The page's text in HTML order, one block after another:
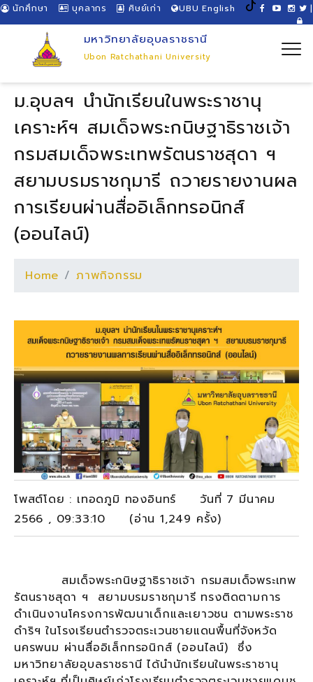
นักศึกษา บุคลากร ศิษย์เก่า UBU English |
มหาวิทยาลัยอุบลราชธานี
Ubon Ratchathani University
ม.อุบลฯ นำนักเรียนในพระราชานุ
เคราะห์ฯ สมเด็จพระกนิษฐาธิราชเจ้า
กรมสมเด็จพระเทพรัตนราชสุดา ฯ
สยามบรมราชกุมารี ถวายรายงานผล
การเรียนผ่านสื่ออิเล็กทรอนิกส์
(ออนไลน์)
Home ภาพกิจกรรม
โพสต์โดย : เทอดภูมิ ทองอินทร์ วันที่ 7 มีนาคม
2566 , 09:33:10 (อ่าน 1,249 ครั้ง)
สมเด็จพระกนิษฐาธิราชเจ้า กรมสมเด็จพระเทพ
รัตนราชสุดา ฯ สยามบรมราชกุมารี ทรงติดตามการ
ดำเนินงานโครงการพัฒนาเด็กและเยาวชน ตามพระราช
ดำริฯ ในโรงเรียนตำรวจตระเวนชายแดนพื้นที่จังหวัด
นครพนม ผ่านสื่ออิเล็กทรอนิกส์ (ออนไลน์) ซึ่ง
มหาวิทยาลัยอุบลราชธานี ได้นำนักเรียนในพระราชานุ